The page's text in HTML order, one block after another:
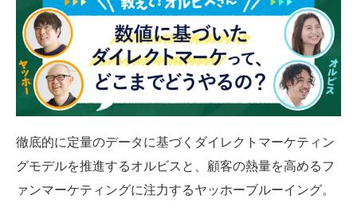
徹底的に定量のデータに基づくダイレクトマーケティン
グモデルを推進するオルビスと、顧客の熱量を高めるフ
ァンマーケティングに注力するヤッホーブルーイング。